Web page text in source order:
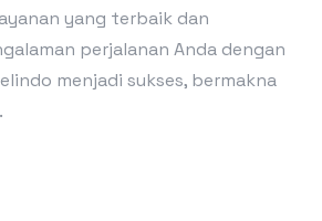
yang terbaik dan
perjalanan Anda dengan
menjadi sukses, bermakna